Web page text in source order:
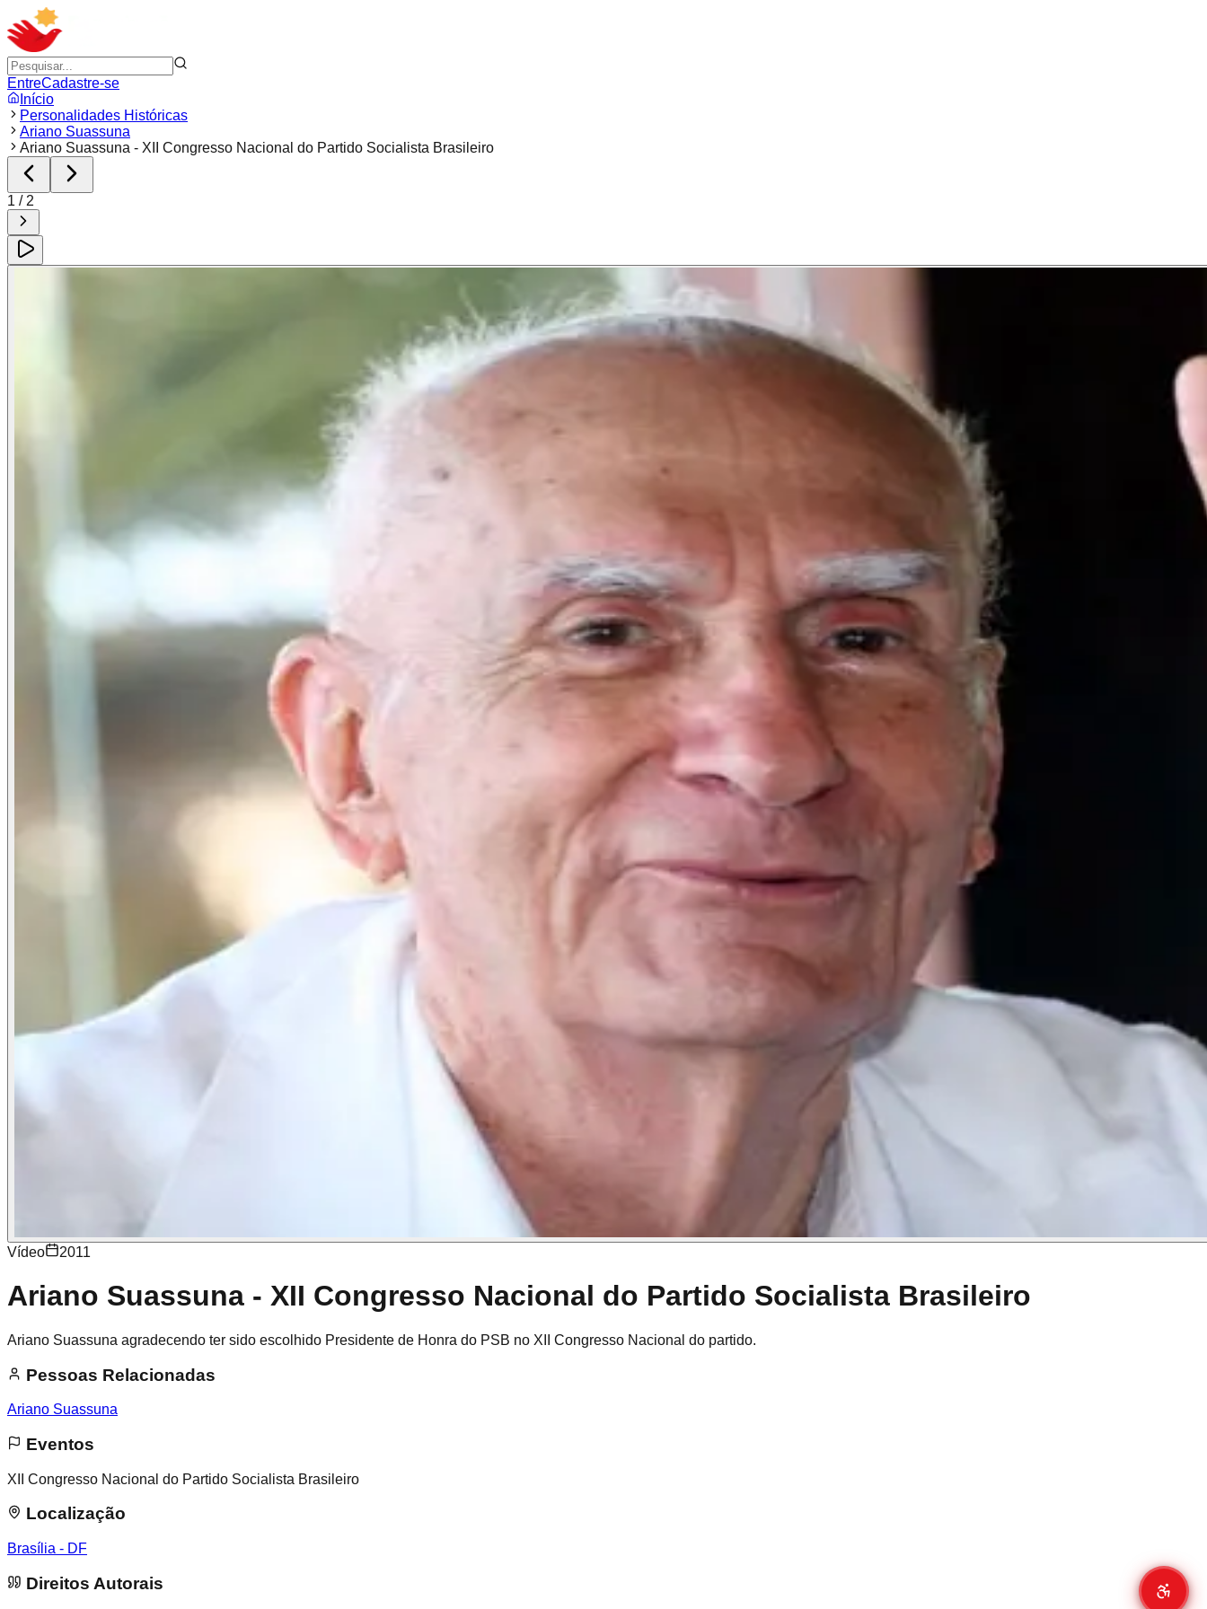
EntreCadastre-se
Início
Personalidades Históricas
Ariano Suassuna
Ariano Suassuna - XII Congresso Nacional do Partido Socialista Brasileiro
1 / 2
Vídeo 2011
Ariano Suassuna - XII Congresso Nacional do Partido Socialista Brasileiro
Ariano Suassuna agradecendo ter sido escolhido Presidente de Honra do PSB no XII Congresso Nacional do partido.
Pessoas Relacionadas
Ariano Suassuna
Eventos
XII Congresso Nacional do Partido Socialista Brasileiro
Localização
Brasília - DF
Direitos Autorais